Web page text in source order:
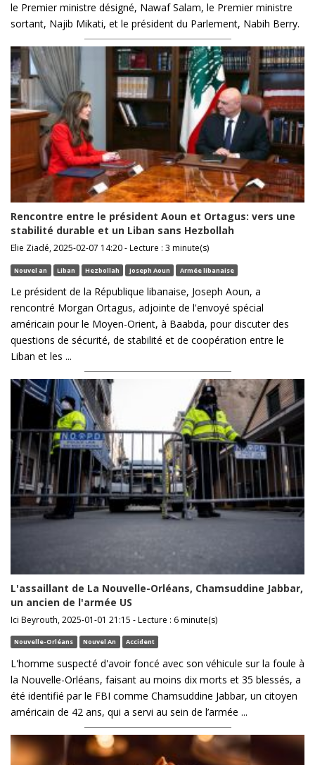
le Premier ministre désigné, Nawaf Salam, le Premier ministre
sortant, Najib Mikati, et le président du Parlement, Nabih Berry.
Rencontre entre le président Aoun et Ortagus: vers une
stabilité durable et un Liban sans Hezbollah
Elie Ziadé, 2025-02-07 14:20 - Lecture : 3 minute(s)
Nouvel an Liban Hezbollah Joseph Aoun Armée libanaise
Le président de la République libanaise, Joseph Aoun, a
rencontré Morgan Ortagus, adjointe de l'envoyé spécial
américain pour le Moyen-Orient, à Baabda, pour discuter des
questions de sécurité, de stabilité et de coopération entre le
Liban et les ...
L'assaillant de La Nouvelle-Orléans, Chamsuddine Jabbar,
un ancien de l'armée US
Ici Beyrouth, 2025-01-01 21:15 - Lecture : 6 minute(s)
Nouvelle-Orléans Nouvel An Accident
L'homme suspecté d'avoir foncé avec son véhicule sur la foule à
la Nouvelle-Orléans, faisant au moins dix morts et 35 blessés, a
été identifié par le FBI comme Chamsuddine Jabbar, un citoyen
américain de 42 ans, qui a servi au sein de l’armée ...